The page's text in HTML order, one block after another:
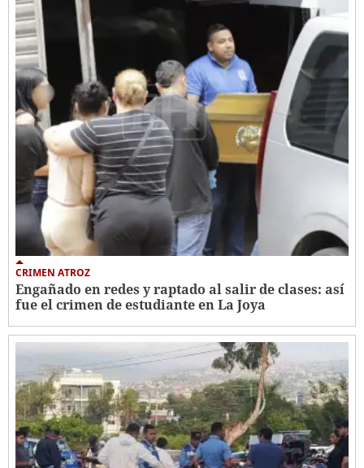
CRIMEN ATROZ
Engañado en redes y raptado al salir de clases: así
fue el crimen de estudiante en La Joya